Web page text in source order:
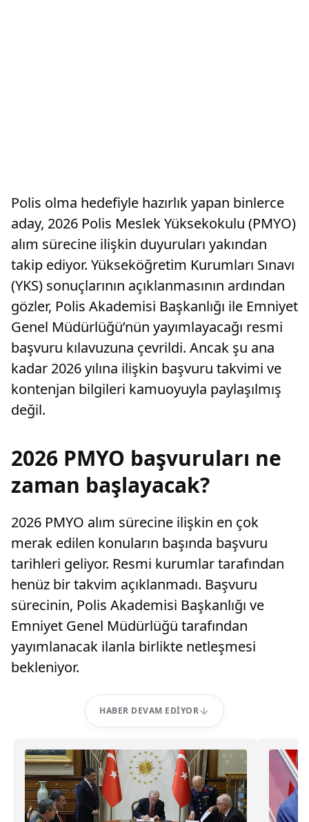
Polis olma hedefiyle hazırlık yapan binlerce
aday, 2026 Polis Meslek Yüksekokulu (PMYO)
alım sürecine ilişkin duyuruları yakından
takip ediyor. Yükseköğretim Kurumları Sınavı
(YKS) sonuçlarının açıklanmasının ardından
gözler, Polis Akademisi Başkanlığı ile Emniyet
Genel Müdürlüğü’nün yayımlayacağı resmi
başvuru kılavuzuna çevrildi. Ancak şu ana
kadar 2026 yılına ilişkin başvuru takvimi ve
kontenjan bilgileri kamuoyuyla paylaşılmış
değil.
2026 PMYO başvuruları ne
zaman başlayacak?
2026 PMYO alım sürecine ilişkin en çok
merak edilen konuların başında başvuru
tarihleri geliyor. Resmi kurumlar tarafından
henüz bir takvim açıklanmadı. Başvuru
sürecinin, Polis Akademisi Başkanlığı ve
Emniyet Genel Müdürlüğü tarafından
yayımlanacak ilanla birlikte netleşmesi
bekleniyor.
HABER DEVAM EDIYOR